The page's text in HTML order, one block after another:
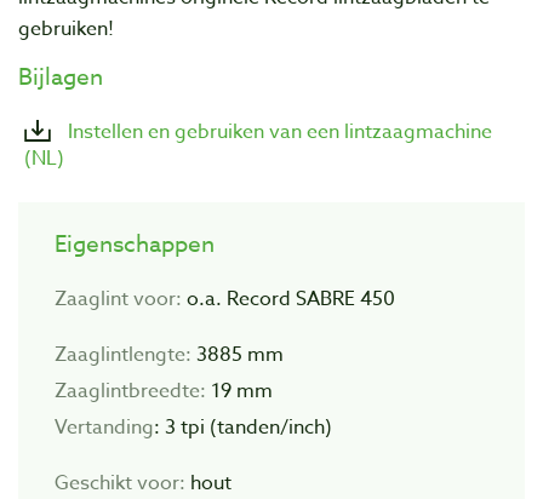
gebruiken!
Bijlagen
Instellen en gebruiken van een lintzaagmachine
(NL)
Eigenschappen
Zaaglint voor: o.a. Record SABRE 450
Zaaglintlengte: 3885 mm
Zaaglintbreedte: 19 mm
Vertanding: 3 tpi (tanden/inch)
Geschikt voor: hout